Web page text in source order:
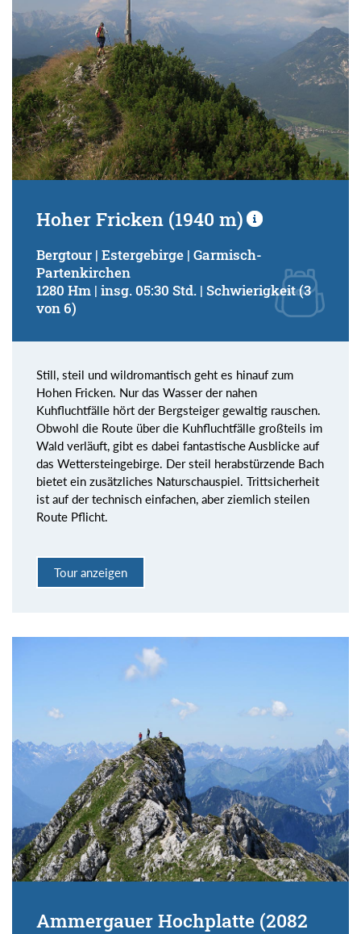
Hoher Fricken (1940 m)
Bergtour | Estergebirge | Garmisch-
Partenkirchen
1280 Hm | insg. 05:30 Std. | Schwierigkeit (3
von 6)
Still, steil und wildromantisch geht es hinauf zum
Hohen Fricken. Nur das Wasser der nahen
Kuhfluchtfälle hört der Bergsteiger gewaltig rauschen.
Obwohl die Route über die Kuhfluchtfälle großteils im
Wald verläuft, gibt es dabei fantastische Ausblicke auf
das Wettersteingebirge. Der steil herabstürzende Bach
bietet ein zusätzliches Naturschauspiel. Trittsicherheit
ist auf der technisch einfachen, aber ziemlich steilen
Route Pflicht.
Tour anzeigen
Ammergauer Hochplatte (2082